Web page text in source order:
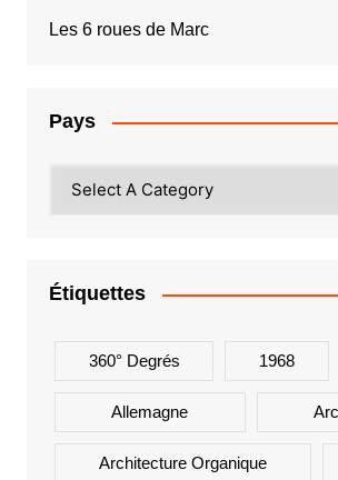
Les 6 roues de Marc
Pays
Étiquettes
360° Degrés 1968
Allemagne
Architecture Organique